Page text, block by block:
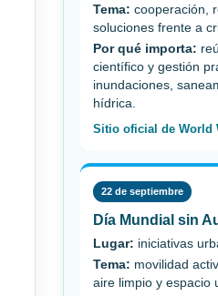
Tema: cooperación,
soluciones frente a
Por qué importa:
científico y gestión
inundaciones,
hídrica.
Sitio oficial de World
22 de septiembre
Día Mundial sin
Lugar: iniciativas
Tema: movilidad
aire limpio y espacio